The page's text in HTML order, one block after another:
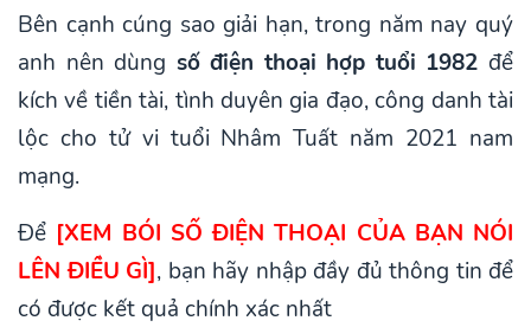
Bên cạnh cúng sao giải hạn, trong năm nay quý
anh nên dùng số điện thoại hợp tuổi 1982 để
kích về tiền tài, tình duyên gia đạo, công danh tài
lộc cho tử vi tuổi Nhâm Tuất năm 2021 nam
mạng.
Để [XEM BÓI SỐ ĐIỆN THOẠI CỦA BẠN NÓI
LÊN ĐIỀU GÌ], bạn hãy nhập đầy đủ thông tin để
có được kết quả chính xác nhất